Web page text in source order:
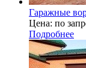
Гаражные
Цена: по
Подробнее